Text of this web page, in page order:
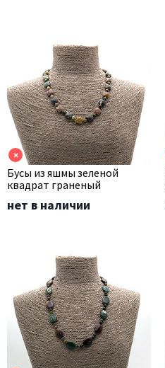
×
Бусы из яшмы зеленой
квадрат граненый
нет в наличии